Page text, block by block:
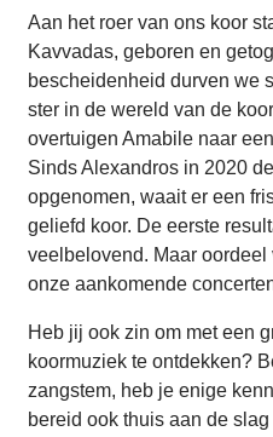
Aan het roer van ons koor
Kavvadas, geboren en
bescheidenheid durven we
ster in de wereld van de
overtuigen Amabile naar
Sinds Alexandros in 2020
opgenomen, waait er een
geliefd koor. De eerste
veelbelovend. Maar
onze aankomende
Heb jij ook zin om met een
koormuziek te ontdekken?
zangstem, heb je enige
bereid ook thuis aan de